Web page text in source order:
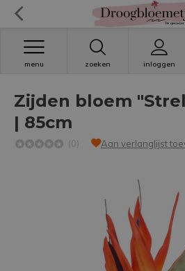
zoeken inloggen
menu
Zijden bloem
| 85cm
(0) Aan verlanglijst